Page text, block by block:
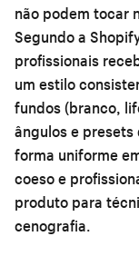
não podem tocar
Segundo a
profissionais
um estilo
fundos (branco,
ângulos e
forma uniforme
coeso e
produto para
cenografia.